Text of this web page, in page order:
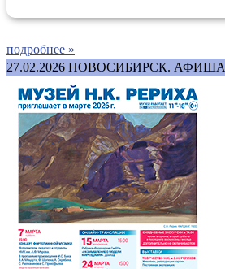
подробнее »
27.02.2026 НОВОСИБИРСК. АФИША